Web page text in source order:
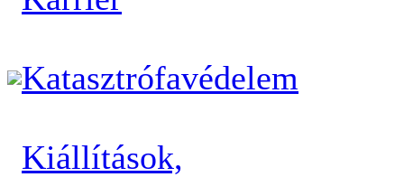
Katasztrófavédelem
Kiállítások,